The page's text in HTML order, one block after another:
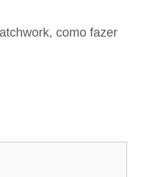
, como fazer